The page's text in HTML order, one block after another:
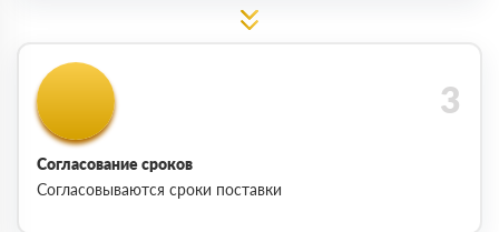
Согласование сроков
Согласовываются сроки поставки